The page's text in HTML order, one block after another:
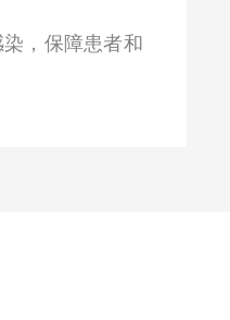
，保障患者和